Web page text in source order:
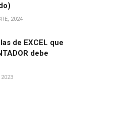
2024
de EXCEL que
debe